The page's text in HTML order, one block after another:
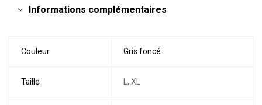
Informations complémentaires
Couleur Gris foncé
Taille L, XL